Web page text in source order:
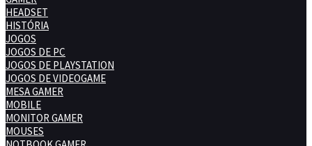
HEADSET
HISTÓRIA
JOGOS
JOGOS DE PC
JOGOS DE PLAYSTATION
JOGOS DE VIDEOGAME
MESA GAMER
MOBILE
MONITOR GAMER
MOUSES